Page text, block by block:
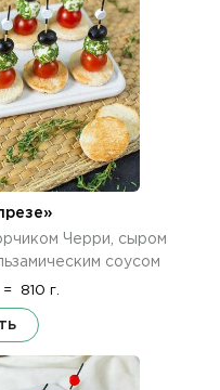
Черри, сыром
соусом
= 810 г.